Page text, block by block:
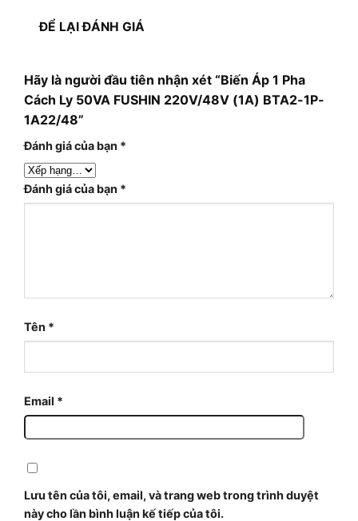
ĐỂ LẠI ĐÁNH GIÁ
Hãy là người đầu tiên nhận xét “Biến Áp 1 Pha
Cách Ly 50VA FUSHIN 220V/48V (1A) BTA2-1P-
1A22/48”
Đánh giá của bạn *
Đánh giá của bạn *
Tên *
Email *
Lưu tên của tôi, email, và trang web trong trình duyệt
này cho lần bình luận kế tiếp của tôi.